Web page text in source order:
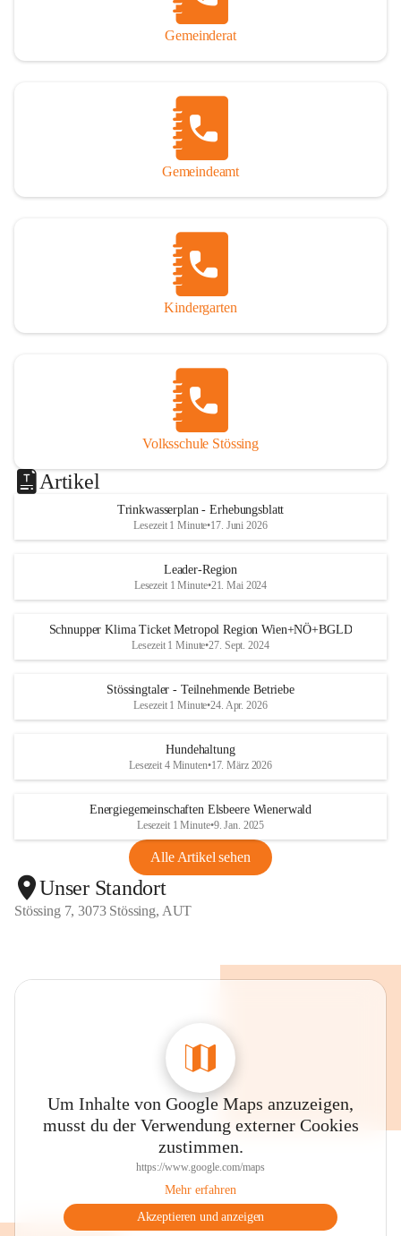
Gemeinderat
Gemeindeamt
Kindergarten
Volksschule Stössing
Artikel
Trinkwasserplan - Erhebungsblatt
Lesezeit 1 Minute•17. Juni 2026
Leader-Region
Lesezeit 1 Minute•21. Mai 2024
Schnupper Klima Ticket Metropol Region Wien+NÖ+BGLD
Lesezeit 1 Minute•27. Sept. 2024
Stössingtaler - Teilnehmende Betriebe
Lesezeit 1 Minute•24. Apr. 2026
Hundehaltung
Lesezeit 4 Minuten•17. März 2026
Energiegemeinschaften Elsbeere Wienerwald
Lesezeit 1 Minute•9. Jan. 2025
Alle Artikel sehen
Unser Standort
Stössing 7, 3073 Stössing, AUT
Um Inhalte von Google Maps anzuzeigen,
musst du der Verwendung externer Cookies
zustimmen.
https://www.google.com/maps
Mehr erfahren
Akzeptieren und anzeigen